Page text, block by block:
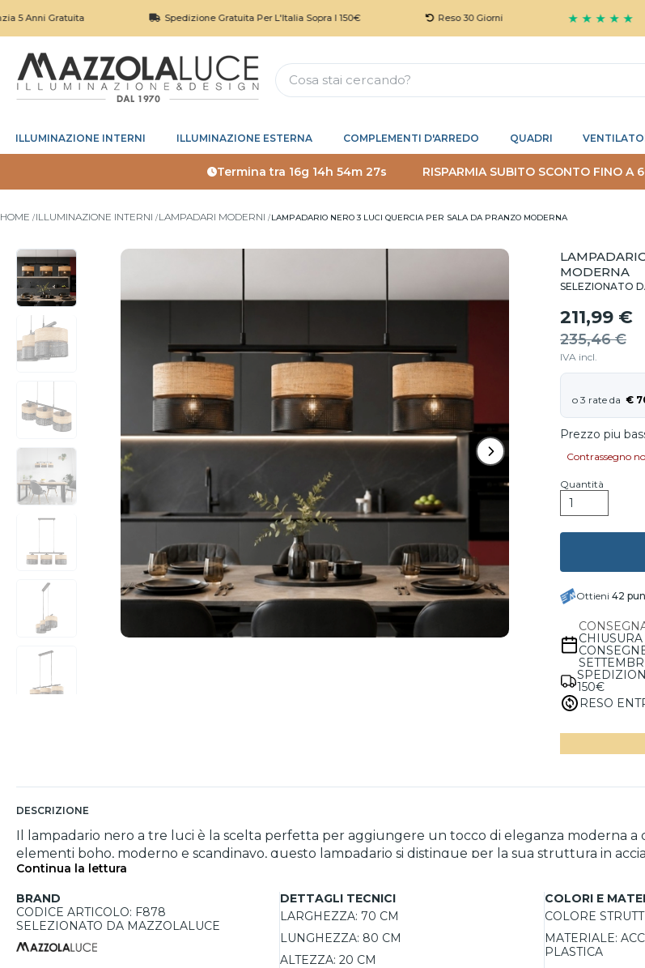
Spedizione Gratuita Per L'Italia Sopra I 150€ Reso 30 Giorni ★ ★ ★ ★ ★
ILLUMINAZIONE INTERNI ILLUMINAZIONE ESTERNA COMPLEMENTI D'ARREDO QUADRI
Termina tra 16g 14h 54m 26s RISPARMIA SUBITO SCONTO FINO A
HOME ILLUMINAZIONE INTERNI LAMPADARI MODERNI LAMPADARIO NERO 3 LUCI QUERCIA PER SALA DA PRANZO MODERNA
MODERNA
SELEZIONATO
211,99 €
235,46 €
IVA incl.
€
Prezzo piu
Contrassegno
Quantità
Ottieni 42
150€
RESO
DESCRIZIONE
Il lampadario nero a tre luci è la scelta perfetta per aggiungere un tocco di eleganza moderna a
elementi boho, moderno e scandinavo, questo lampadario si distingue per la sua struttura in
un'estetica raffinata. I paralumi, disponibili in una combinazione di tonalità marroni e nere,
per cene e incontri. Questo apparecchio è dimmerabile, permettendo di regolare l'intensità
facilmente regolabile da un elettricista, mentre il grado di protezione IP20 lo rende adatto per
Continua la lettura
BRAND
CODICE ARTICOLO: F878
SELEZIONATO DA MAZZOLALUCE
DETTAGLI TECNICI
LARGHEZZA: 70 CM
LUNGHEZZA: 80 CM
ALTEZZA: 20 CM
COLORI E
COLORE
MATERIALE:
PLASTICA